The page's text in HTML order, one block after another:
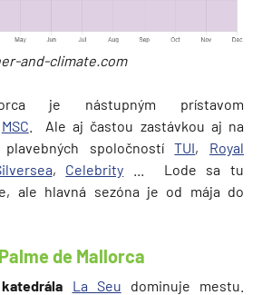
and-climate.com
je nástupným prístavom
MSC . Ale aj častou zastávkou aj na
plavebných spoločnostíTUI, Royal
, Celebrity ... Lode sa tu
ale hlavná sezóna je od mája do
de Mallorca
katedrála La Seu
dominuje mestu.